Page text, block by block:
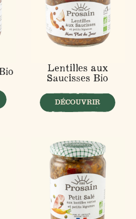
Lentilles aux
Saucisses Bio
DÉCOUVRIR